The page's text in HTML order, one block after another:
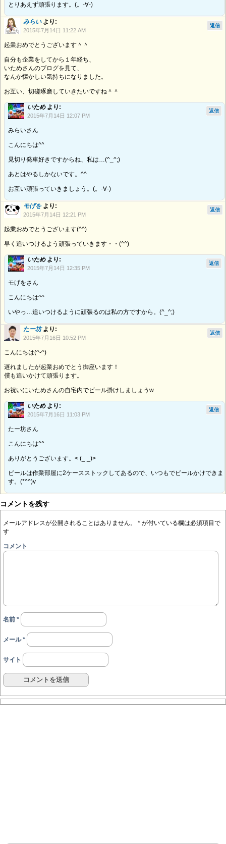
とりあえず頑張ります。(。-∀-)
みらい より:
2015年7月14日 11:22 AM
起業おめでとうございます＾＾
自分も企業をしてから１年経ち、
いためさんのブログを見て、
なんか懐かしい気持ちになりました。
お互い、切磋琢磨していきたいですね＾＾
返信
いため より:
2015年7月14日 12:07 PM
みらいさん
こんにちは^^
見切り発車好きですからね、私は…(^_^;)
あとはやるしかないです。^^
お互い頑張っていきましょう。(。-∀-)
返信
モげを より:
2015年7月14日 12:21 PM
起業おめでとうございます(^^)
早く追いつけるよう頑張っていきます・・(^^)
返信
いため より:
2015年7月14日 12:35 PM
モげをさん
こんにちは^^
いやっ…追いつけるように頑張るのは私の方ですから。(^_^;)
返信
たー坊 より:
2015年7月16日 10:52 PM
こんにちは(^-^)
遅れましたが起業おめでとう御座います！
僕も追いかけて頑張ります。
お祝いにいためさんの自宅内でビール掛けしましょうw
返信
いため より:
2015年7月16日 11:03 PM
たー坊さん
こんにちは^^
ありがとうございます。< (_ _)>
ビールは作業部屋に2ケースストックしてあるので、いつもでビールかけできま
す。(*^^)v
返信
コメントを残す
メールアドレスが公開されることはありません。 * が付いている欄は必須項目で
す
コメント
名前 *
メール*
サイト